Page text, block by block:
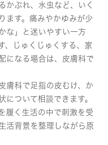
かぶれ、水虫など、いく
ます。痛みやかゆみが少
な」と迷いやすい一方
、じゅくじゅくする、家
になる場合は、皮膚科で
膚科で足指の皮むけ、か
について相談できます。
履く生活の中で刺激を受
活背景を整理しながら原